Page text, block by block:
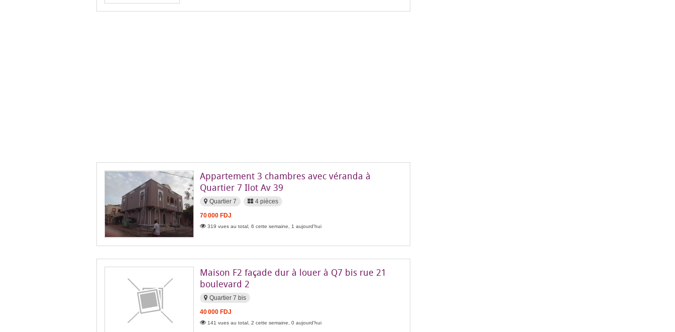
Appartement 3 chambres avec véranda à
Quartier 7 Ilot Av 39
Quartier 7
4 pièces
70 000 FDJ
319 vues au total, 6 cette semaine, 1 aujourd'hui
Maison F2 façade dur à louer à Q7 bis rue 21
boulevard 2
Quartier 7 bis
40 000 FDJ
141 vues au total, 2 cette semaine, 0 aujourd'hui